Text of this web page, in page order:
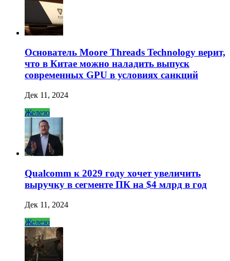
Основатель Moore Threads Technology верит,
что в Китае можно наладить выпуск
современных GPU в условиях санкций
Дек 11, 2024
Железо
Qualcomm к 2029 году хочет увеличить
выручку в сегменте ПК на $4 млрд в год
Дек 11, 2024
Железо